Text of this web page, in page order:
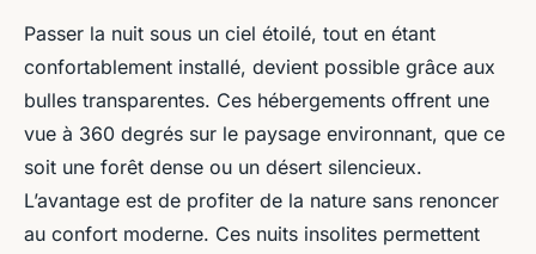
Passer la nuit sous un ciel étoilé, tout en étant
confortablement installé, devient possible grâce aux
bulles transparentes. Ces hébergements offrent une
vue à 360 degrés sur le paysage environnant, que ce
soit une forêt dense ou un désert silencieux.
L’avantage est de profiter de la nature sans renoncer
au confort moderne. Ces nuits insolites permettent